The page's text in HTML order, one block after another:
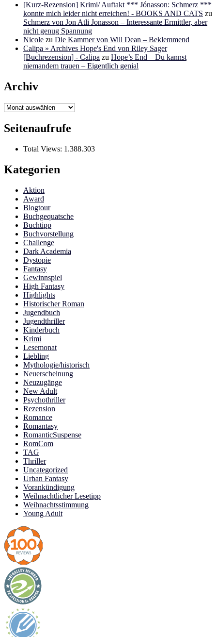
[Kurz-Rezension] Krimi/ Auftakt *** Jónasson: Schmerz ***
konnte mich leider nicht erreichen! - BOOKS AND CATS zu
Schmerz von Jon Atli Jonasson – Interessante Ermittler, aber
nicht genug Spannung
Nicole zu Die Kammer von Will Dean – Beklemmend
Calipa » Archives Hope's End von Riley Sager
[Buchrezension] - Calipa zu Hope’s End – Du kannst
niemandem trauen – Eigentlich genial
Archiv
Archiv
Seitenaufrufe
Total Views: 1.388.303
Kategorien
Aktion
Award
Blogtour
Buchgequatsche
Buchtipp
Buchvorstellung
Challenge
Dark Academia
Dystopie
Fantasy
Gewinnspiel
High Fantasy
Highlights
Historischer Roman
Jugendbuch
Jugendthriller
Kinderbuch
Krimi
Lesemonat
Liebling
Mythologie/historisch
Neuerscheinung
Neuzugänge
New Adult
Psychothriller
Rezension
Romance
Romantasy
RomanticSuspense
RomCom
TAG
Thriller
Uncategorized
Urban Fantasy
Vorankündigung
Weihnachtlicher Lesetipp
Weihnachtsstimmung
Young Adult